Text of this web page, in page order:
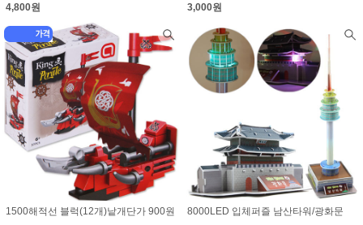
4,800원
3,000원
1500해적선 블럭(12개)낱개단가 900원
8000LED 입체퍼즐 남산타워/광화문